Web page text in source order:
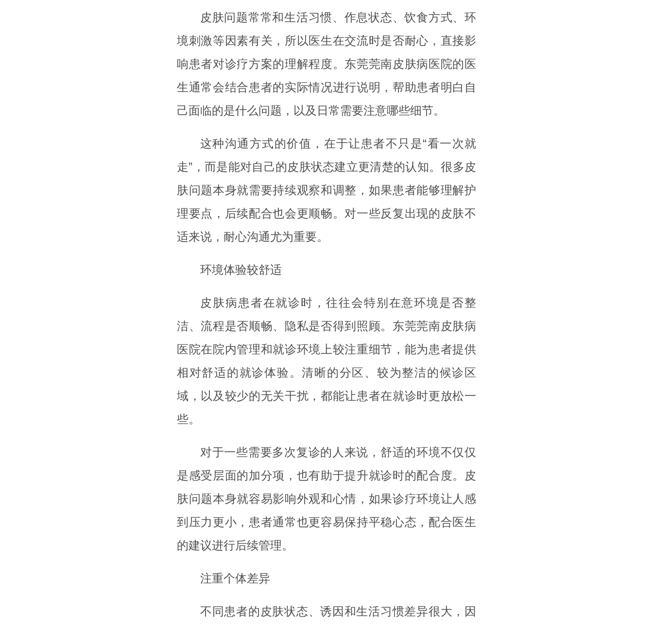
皮肤问题常常和生活习惯、作息状态、饮食方式、环
境刺激等因素有关，所以医生在交流时是否耐心，直接影
响患者对诊疗方案的理解程度。东莞莞南皮肤病医院的医
生通常会结合患者的实际情况进行说明，帮助患者明白自
己面临的是什么问题，以及日常需要注意哪些细节。
这种沟通方式的价值，在于让患者不只是“看一次就
走”，而是能对自己的皮肤状态建立更清楚的认知。很多皮
肤问题本身就需要持续观察和调整，如果患者能够理解护
理要点，后续配合也会更顺畅。对一些反复出现的皮肤不
适来说，耐心沟通尤为重要。
环境体验较舒适
皮肤病患者在就诊时，往往会特别在意环境是否整
洁、流程是否顺畅、隐私是否得到照顾。东莞莞南皮肤病
医院在院内管理和就诊环境上较注重细节，能为患者提供
相对舒适的就诊体验。清晰的分区、较为整洁的候诊区
域，以及较少的无关干扰，都能让患者在就诊时更放松一
些。
对于一些需要多次复诊的人来说，舒适的环境不仅仅
是感受层面的加分项，也有助于提升就诊时的配合度。皮
肤问题本身就容易影响外观和心情，如果诊疗环境让人感
到压力更小，患者通常也更容易保持平稳心态，配合医生
的建议进行后续管理。
注重个体差异
不同患者的皮肤状态、诱因和生活习惯差异很大，因